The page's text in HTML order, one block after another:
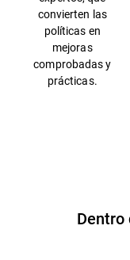
convierten las
políticas en
mejoras
comprobadas y
prácticas.
Dentro